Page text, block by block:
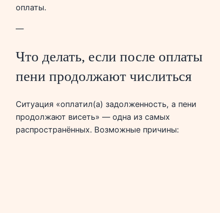
оплаты.
—
Что делать, если после оплаты
пени продолжают числиться
Ситуация «оплатил(а) задолженность, а пени
продолжают висеть» — одна из самых
распространённых. Возможные причины: